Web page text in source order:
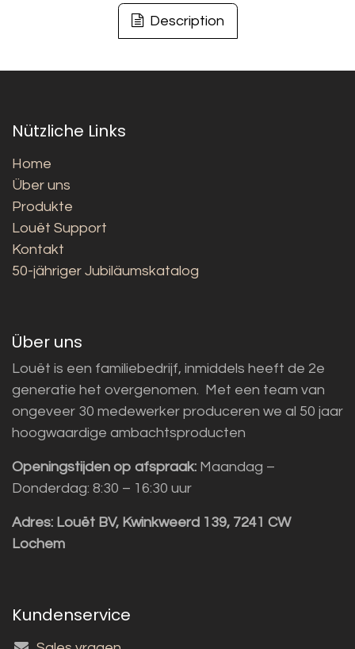
Description
Nützliche Links
Home
Über uns
Produkte
Louët Support
Kontakt
50-jähriger Jubiläumskatalog
Über uns
Louët is een familiebedrijf, inmiddels heeft de 2e
generatie het overgenomen. Met een team van
ongeveer 30 medewerker produceren we al 50 jaar
hoogwaardige ambachtsproducten
Openingstijden op afspraak: Maandag –
Donderdag: 8:30 – 16:30 uur
Adres: Louët BV, Kwinkweerd 139, 7241 CW
Lochem
Kundenservice